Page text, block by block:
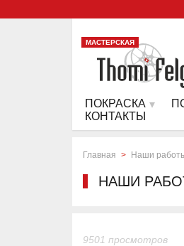
МАСТЕРСКАЯ
ПОКРАСКА
КОНТАКТЫ
Главная > Наши
НАШИ
9501 просмотров